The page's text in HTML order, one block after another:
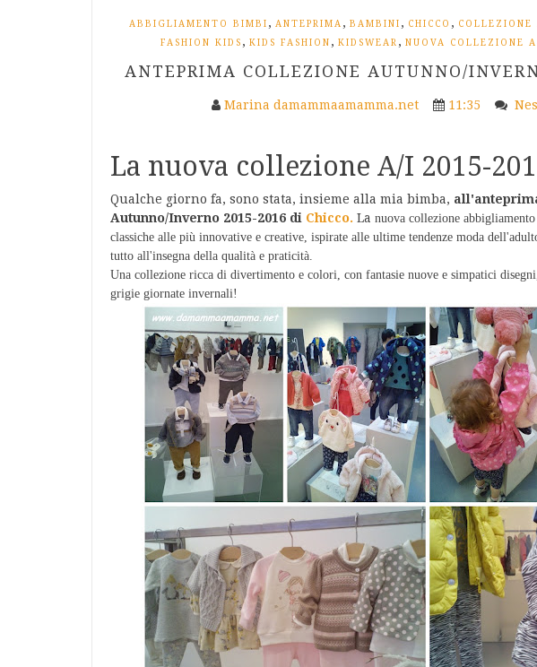
ABBIGLIAMENTO BIMBI , ANTEPRIMA , BAMBINI , CHICCO ,
FASHION KIDS , KIDS FASHION , KIDSWEAR , NUOVA COLLEZIONE
ANTEPRIMA COLLEZIONE AUTUNNO/
Marina damammaamamma.net 11:35
La nuova collezione A/I 2015-
Qualche giorno fa, sono stata, insieme alla mia bimba,
Autunno/Inverno 2015-2016 di Chicco. La nuova collezione
classiche alle più innovative e creative, ispirate alle ultime tendenze moda
tutto all'insegna della qualità e praticità.
Una collezione ricca di divertimento e colori, con fantasie nuove e simpatici
grigie giornate invernali!